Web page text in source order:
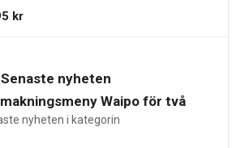
kr
Senaste nyheten
Waipo för två
nyheten i kategorin